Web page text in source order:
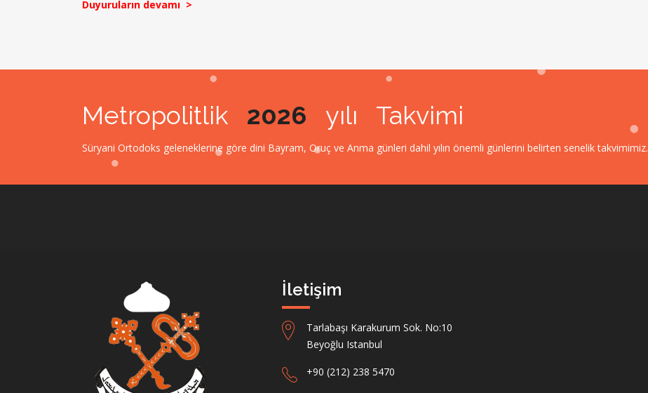
Duyuruların devamı >
Metropolitlik 2026 yılı Takvimi
Süryani Ortodoks geleneklerine göre dini Bayram, Oruç ve Anma günleri dahil yılın önemli günlerini belirten senelik takvimimiz.
İletişim
Tarlabaşı Karakurum Sok. No:10
Beyoğlu Istanbul
+90 (212) 238 5470